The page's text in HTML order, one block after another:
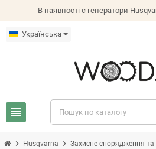
В наявності є генератори
Українська
view_headline
chevron_right Husqvarna chevron_right Захисне спорядження та